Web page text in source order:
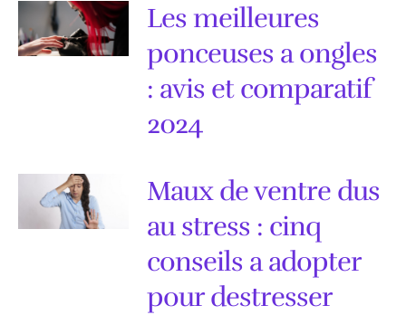
Les meilleures
ponceuses a ongles
: avis et comparatif
2024
Maux de ventre dus
au stress : cinq
conseils a adopter
pour destresser